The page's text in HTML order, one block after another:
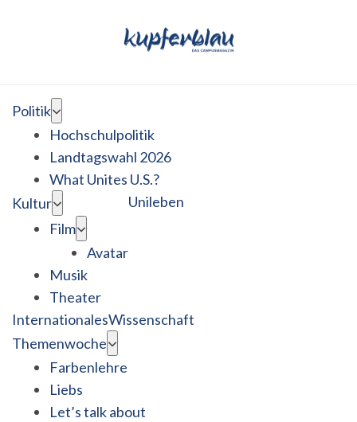
Politik
Hochschulpolitik
Landtagswahl 2026
What Unites U.S.?
Kultur
Film
Avatar
Musik
Theater
Unileben
InternationalesWissenschaft
Themenwoche
Farbenlehre
Liebs
Let’s talk about